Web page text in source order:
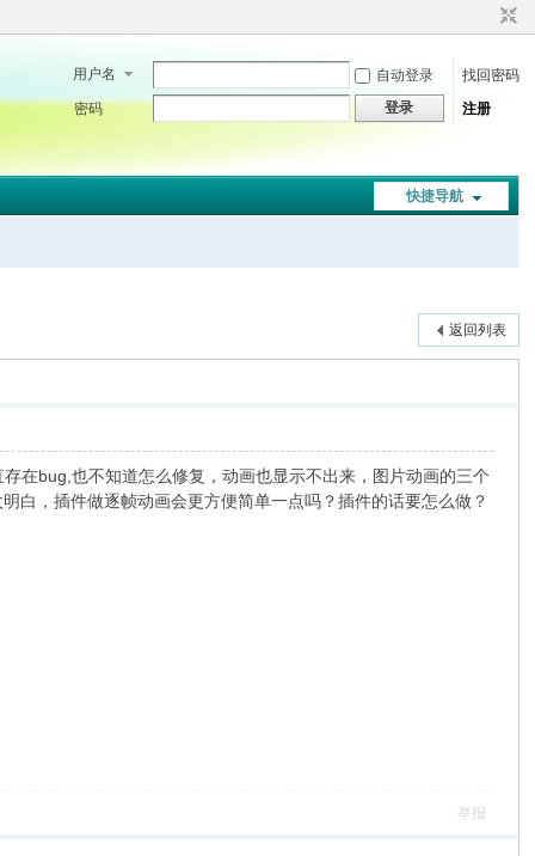
用户名 自动登录
找回密码
密码
登录 注册
快捷导航
返回列表
在bug,也不知道怎么修复，动画也显示不出来，图片动画的三个
白，插件做逐帧动画会更方便简单一点吗？插件的话要怎么做？
举报